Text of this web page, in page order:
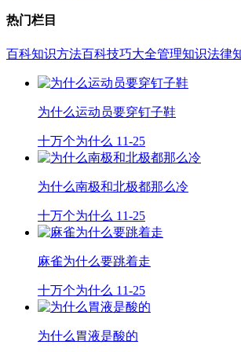
热门栏目
百科知识方法百科技巧大全管理知识法律
为什么运动员要穿钉子鞋
十万个为什么 11-25
为什么南极和北极都那么冷
十万个为什么 11-25
麻雀为什么要跳着走
十万个为什么 11-25
为什么胃液是酸的